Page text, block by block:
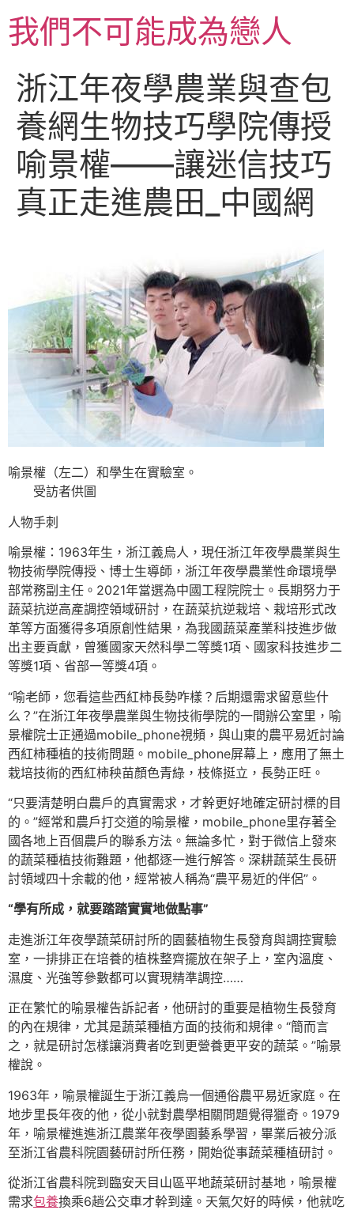
至
主我們不可能成為戀人
浙江年夜學農業與查包
養網生物技巧學院傳授
喻景權——讓迷信技巧
真正走進農田_中國網
喻景權（左二）和學生在實驗室。
受訪者供圖
人物手刺
喻景權：1963年生，浙江義烏人，現任浙江年夜學農業與生
物技術學院傳授、博士生導師，浙江年夜學農業性命環境學
部常務副主任。2021年當選為中國工程院院士。長期努力于
蔬菜抗逆高產調控領域研討，在蔬菜抗逆栽培、栽培形式改
革等方面獲得多項原創性結果，為我國蔬菜產業科技進步做
出主要貢獻，曾獲國家天然科學二等獎1項、國家科技進步二
等獎1項、省部一等獎4項。
“喻老師，您看這些西紅柿長勢咋樣？后期還需求留意些什
么？”在浙江年夜學農業與生物技術學院的一間辦公室里，喻
景權院士正通過mobile_phone視頻，與山東的農平易近討論
西紅柿種植的技術問題。mobile_phone屏幕上，應用了無土
栽培技術的西紅柿秧苗顏色青綠，枝條挺立，長勢正旺。
“只要清楚明白農戶的真實需求，才幹更好地確定研討標的目
的。”經常和農戶打交道的喻景權，mobile_phone里存著全
國各地上百個農戶的聯系方法。無論多忙，對于微信上發來
的蔬菜種植技術難題，他都逐一進行解答。深耕蔬菜生長研
討領域四十余載的他，經常被人稱為“農平易近的伴侶”。
“學有所成，就要踏踏實實地做點事”
走進浙江年夜學蔬菜研討所的園藝植物生長發育與調控實驗
室，一排排正在培養的植株整齊擺放在架子上，室內溫度、
濕度、光強等參數都可以實現精準調控……
正在繁忙的喻景權告訴記者，他研討的重要是植物生長發育
的內在規律，尤其是蔬菜種植方面的技術和規律。“簡而言
之，就是研討怎樣讓消費者吃到更營養更平安的蔬菜。”喻景
權說。
1963年，喻景權誕生于浙江義烏一個通俗農平易近家庭。在
地步里長年夜的他，從小就對農學相關問題覺得獵奇。1979
年，喻景權進進浙江農業年夜學園藝系學習，畢業后被分派
至浙江省農科院園藝研討所任務，開始從事蔬菜種植研討。
從浙江省農科院到臨安天目山區平地蔬菜研討基地，喻景權
需求包養換乘6趟公交車才幹到達。天氣欠好的時候，他就吃